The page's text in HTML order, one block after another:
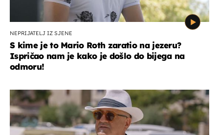
NEPRIJATELJ IZ SJENE
S kime je to Mario Roth zaratio na jezeru?
Ispričao nam je kako je došlo do bijega na
odmoru!